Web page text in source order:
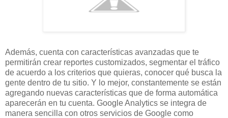
Además, cuenta con características avanzadas que te
permitirán crear reportes customizados, segmentar el tráfico
de acuerdo a los criterios que quieras, conocer qué busca la
gente dentro de tu sitio. Y lo mejor, constantemente se están
agregando nuevas características que de forma automática
aparecerán en tu cuenta. Google Analytics se integra de
manera sencilla con otros servicios de Google como